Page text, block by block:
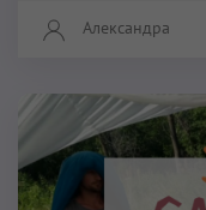
Александра